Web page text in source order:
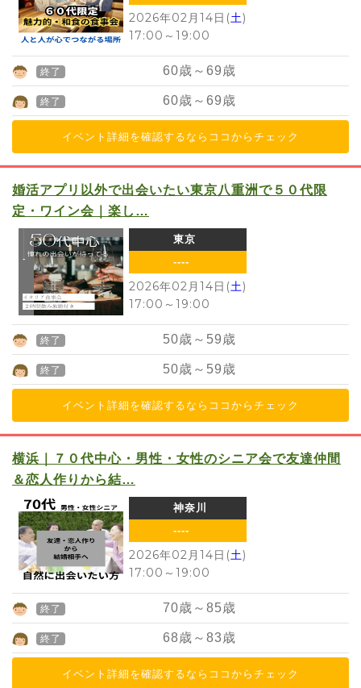
2026年02月14日(土)
17:00 ～ 19:00
終了 60歳～69歳
終了 60歳～69歳
イベント詳細を確認するならココからチェック
婚活アプリ以外で出会いたい東京八重洲で５０代限
定・ワイン会｜楽し…
東京
----
2026年02月14日(土)
17:00 ～ 19:00
終了 50歳～ 59歳
終了 50歳～ 59歳
イベント詳細を確認するならココからチェック
横浜｜７０代中心・男性・女性のシニア会で友達仲間
＆恋人作りから結…
神奈川
----
2026年02月14日(土)
17:00 ～ 19:00
終了 70歳～85歳
終了 68歳～83歳
イベント詳細を確認するならココからチェック